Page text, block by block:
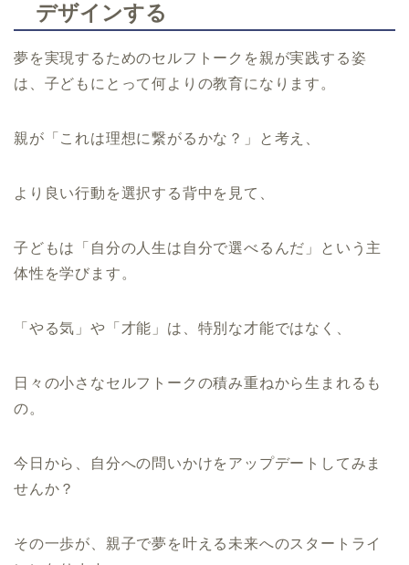
デザインする
夢を実現するためのセルフトークを親が実践する姿
は、子どもにとって何よりの教育になります。
親が「これは理想に繋がるかな？」と考え、
より良い行動を選択する背中を見て、
子どもは「自分の人生は自分で選べるんだ」という主
体性を学びます。
「やる気」や「才能」は、特別な才能ではなく、
日々の小さなセルフトークの積み重ねから生まれるも
の。
今日から、自分への問いかけをアップデートしてみま
せんか？
その一歩が、親子で夢を叶える未来へのスタートライ